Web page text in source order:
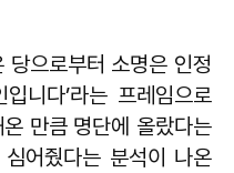
당으로부터 소명은 인정
니다’라는 프레임으로
만큼 명단에 올랐다는
어줬다는 분석이 나온